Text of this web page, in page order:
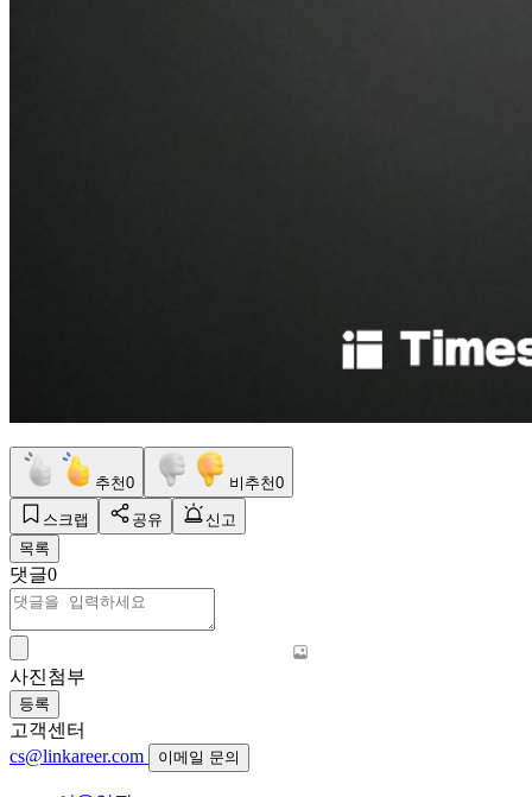
추천0 비추천0
스크랩 공유
신고
목록
댓글0
사진첨부
등록
고객센터
cs@linkareer.com
이메일 문의